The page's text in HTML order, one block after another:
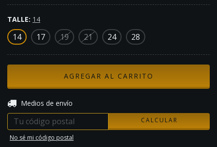
TALLE: 14
14 17 19 21 24 28
Entregas para el CP:
Medios de envío
CALCULAR
No sé mi código postal